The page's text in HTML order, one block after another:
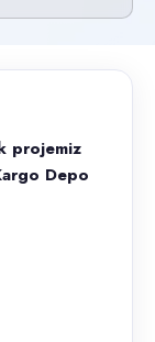
projemiz
Depo